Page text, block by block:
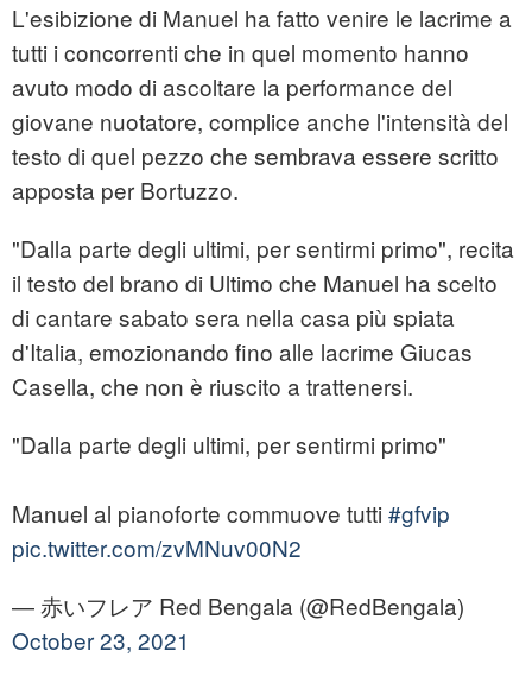
L'esibizione di Manuel ha fatto venire le lacrime a
tutti i concorrenti che in quel momento hanno
avuto modo di ascoltare la performance del
giovane nuotatore, complice anche l'intensità del
testo di quel pezzo che sembrava essere scritto
apposta per Bortuzzo.
"Dalla parte degli ultimi, per sentirmi primo", recita
il testo del brano di Ultimo che Manuel ha scelto
di cantare sabato sera nella casa più spiata
d'Italia, emozionando fino alle lacrime Giucas
Casella, che non è riuscito a trattenersi.
"Dalla parte degli ultimi, per sentirmi primo"
Manuel al pianoforte commuove tutti #gfvip
pic.twitter.com/zvMNuv00N2
— 赤いフレア Red Bengala (@RedBengala)
October 23, 2021